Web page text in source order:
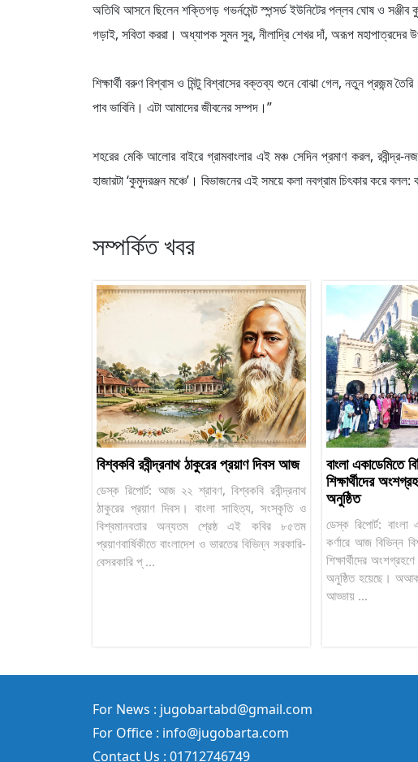
অতিথি আসনে ছিলেন শক্তিগড় গভর্নমেন্ট স্পন্সর্ড ইউনিটের পল্লব ঘোষ ও
গড়াই, সবিতা কররা। অধ্যাপক সুমন সুর, নীলাদ্রি শেখর দাঁ, অরূপ মহাপাত্রদের
শিক্ষার্থী বরুণ বিশ্বাস ও মিন্টু বিশ্বাসের বক্তব্য শুনে বোঝা গেল, নতুন প্রজন্ম
পাব ভাবিনি। এটা আমাদের জীবনের সম্পদ।”
শহরের মেকি আলোর বাইরে গ্রামবাংলার এই মঞ্চ সেদিন প্রমাণ করল,
হাজারটা ‘কুমুদরঞ্জন মঞ্চে’। বিভাজনের এই সময়ে কলা নবগ্রাম চিৎকার করে
সম্পর্কিত খবর
বিশ্বকবি রবীন্দ্রনাথ ঠাকুরের প্রয়াণ দিবস আজ
ডেস্ক রিপোর্ট: আজ ২২ শ্রাবণ, বিশ্বকবি রবীন্দ্রনাথ
ঠাকুরের প্রয়াণ দিবস। বাংলা সাহিত্য, সংস্কৃতি ও
বিশ্বমানবতার অন্যতম শ্রেষ্ঠ এই কবির ৮৫তম
প্রয়াণবার্ষিকীতে বাংলাদেশ ও ভারতের বিভিন্ন সরকারি-
বেসরকারি প্ ...
বাংলা একাডেমিতে
শিক্ষার্থীদের
অনুষ্ঠিত
ডেস্ক রিপোর্ট:
কর্ণারে আজ বিভিন্ন
শিক্ষার্থীদের
অনুষ্ঠিত হয়েছে।
আড্ডায় ...
For News : jugobartabd@gmail.com
For Office : info@jugobarta.com
Contact Us : 01712746749